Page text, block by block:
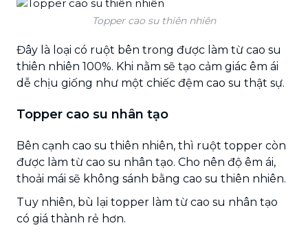
Topper cao su thiên nhiên
Đây là loại có ruột bên trong được làm từ cao su
thiên nhiên 100%. Khi nằm sẽ tạo cảm giác êm ái
dễ chịu giống như một chiếc đệm cao su thật sự.
Topper cao su nhân tạo
Bên cạnh cao su thiên nhiên, thì ruột topper còn
được làm từ cao su nhân tạo. Cho nên độ êm ái,
thoải mái sẽ không sánh bằng cao su thiên nhiên.
Tuy nhiên, bù lại topper làm từ cao su nhân tạo
có giá thành rẻ hơn.